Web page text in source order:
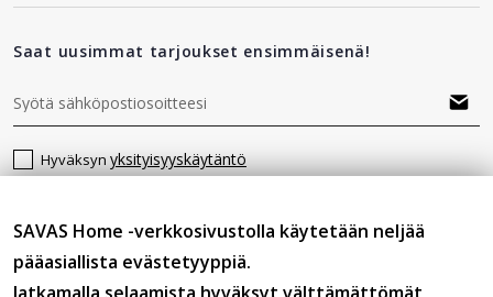
Saat uusimmat tarjoukset ensimmäisenä!
Hyväksyn yksityisyyskäytäntö
SAVAS Home -verkkosivustolla käytetään neljää
pääasiallista evästetyyppiä.